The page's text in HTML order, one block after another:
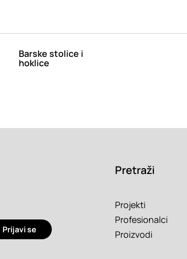
Barske stolice i
hoklice
Prijavi se
Pretraži
Projekti
Profesionalci
Proizvodi